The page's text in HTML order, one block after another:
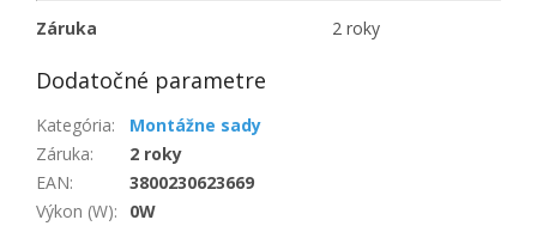
Záruka 2 roky
Dodatočné parametre
Kategória:
Montážne sady
Záruka:
2 roky
EAN:
3800230623669
Výkon (W):
0W